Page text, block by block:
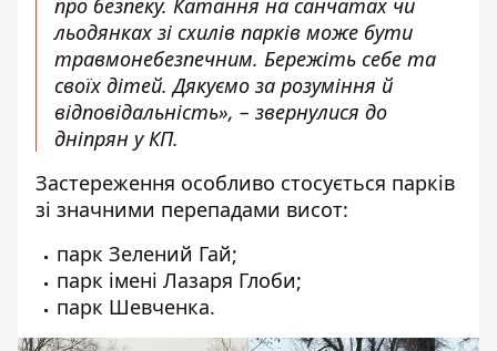
про безпеку. Катання на санчатах чи
льодянках зі схилів парків може бути
травмонебезпечним. Бережіть себе та
своїх дітей. Дякуємо за розуміння й
відповідальність», – звернулися до
дніпрян у КП.
Застереження особливо стосується парків
зі значними перепадами висот:
парк Зелений Гай;
парк імені Лазаря Глоби;
парк Шевченка.